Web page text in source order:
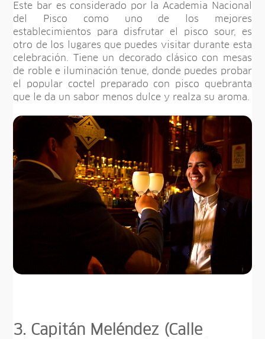
Este bar es considerado por la Academia Nacional
del Pisco como uno de los mejores
establecimientos para disfrutar el pisco sour, es
otro de los lugares que puedes visitar durante esta
celebración. Tiene un decorado clásico con mesas
de roble e iluminación tenue, donde puedes probar
el popular coctel preparado con pisco quebranta
que le da un sabor menos dulce y realza su aroma.
3. Capitán Meléndez (Calle